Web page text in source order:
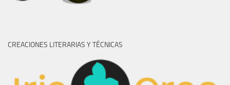
CREACIONES LITERARIAS Y TÉCNICAS